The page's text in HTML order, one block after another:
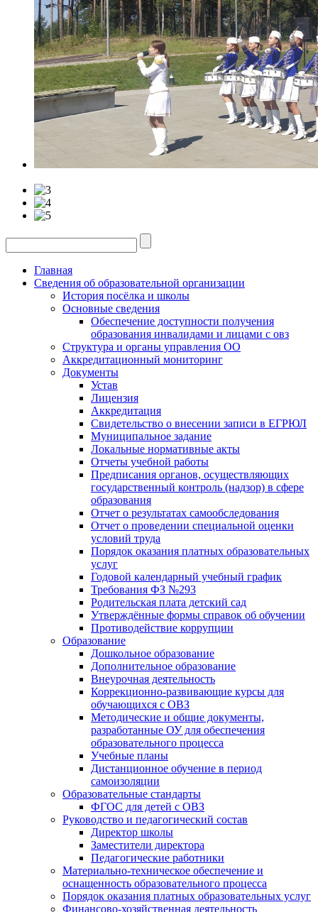
Главная
Сведения об образовательной организации
История посёлка и школы
Основные сведения
Обеспечение доступности получения
образования инвалидами и лицами с овз
Структура и органы управления ОО
Аккредитационный мониторинг
Документы
Устав
Лицензия
Аккредитация
Свидетельство о внесении записи в ЕГРЮЛ
Муниципальное задание
Локальные нормативные акты
Отчеты учебной работы
Предписания органов, осуществляющих
государственный контроль (надзор) в сфере
образования
Отчет о результатах самообследования
Отчет о проведении специальной оценки
условий труда
Порядок оказания платных образовательных
услуг
Годовой календарный учебный график
Требования ФЗ №293
Родительская плата детский сад
Утверждённые формы справок об обучении
Противодействие коррупции
Образование
Дошкольное образование
Дополнительное образование
Внеурочная деятельность
Коррекционно-развивающие курсы для
обучающихся с ОВЗ
Методические и общие документы,
разработанные ОУ для обеспечения
образовательного процесса
Учебные планы
Дистанционное обучение в период
самоизоляции
Образовательные стандарты
ФГОС для детей с ОВЗ
Руководство и педагогический состав
Директор школы
Заместители директора
Педагогические работники
Материально-техническое обеспечение и
оснащенность образовательного процесса
Порядок оказания платных образовательных услуг
Финансово-хозяйственная деятельность